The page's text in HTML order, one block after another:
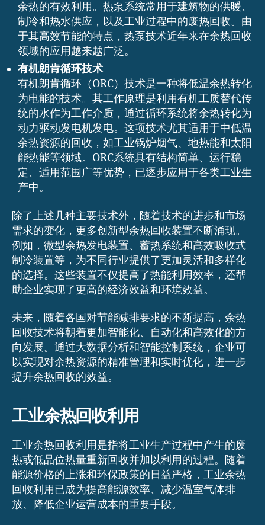
余热的有效利用。热泵系统常用于建筑物的供暖、
制冷和热水供应，以及工业过程中的废热回收。由
于其高效节能的特点，热泵技术近年来在余热回收
领域的应用越来越广泛。
有机朗肯循环技术
有机朗肯循环（ORC）技术是一种将低温余热转化
为电能的技术。其工作原理是利用有机工质替代传
统的水作为工作介质，通过循环系统将余热转化为
动力驱动发电机发电。这项技术尤其适用于中低温
余热资源的回收，如工业锅炉烟气、地热能和太阳
能热能等领域。ORC系统具有结构简单、运行稳
定、适用范围广等优势，已逐步应用于各类工业生
产中。
除了上述几种主要技术外，随着技术的进步和市场
需求的变化，更多创新型余热回收装置不断涌现。
例如，微型余热发电装置、蓄热系统和高效吸收式
制冷装置等，为不同行业提供了更加灵活和多样化
的选择。这些装置不仅提高了热能利用效率，还帮
助企业实现了更高的经济效益和环境效益。
未来，随着各国对节能减排要求的不断提高，余热
回收技术将朝着更加智能化、自动化和高效化的方
向发展。通过大数据分析和智能控制系统，企业可
以实现对余热资源的精准管理和实时优化，进一步
提升余热回收的效益。
工业余热回收利用
工业余热回收利用是指将工业生产过程中产生的废
热或低品位热量重新回收并加以利用的过程。随着
能源价格的上涨和环保政策的日益严格，工业余热
回收利用已成为提高能源效率、减少温室气体排
放、降低企业运营成本的重要手段。